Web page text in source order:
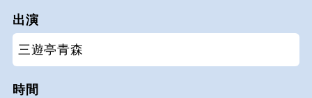
出演
三遊亭青森
時間